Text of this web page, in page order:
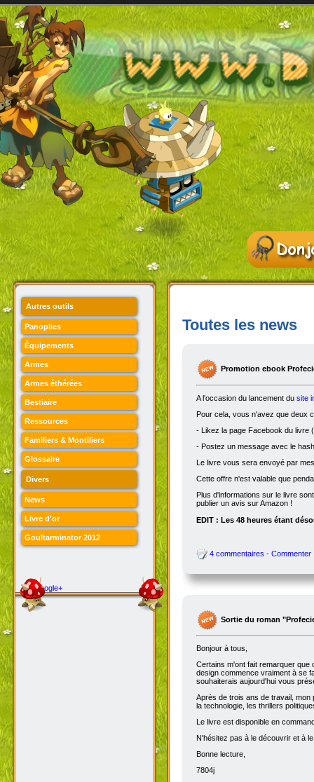
Autres outils
Panoplies
Équipements
Armes
Armes éthérées
Bestiaire
Ressources
Familiers & Montiliers
Glossaire
Divers
News
Livre d'or
Goultarminator 2012
Google+
Toutes les news
Promotion ebook
A l'occasion du lancement du site
Pour cela, vous n'avez que deux
- Likez la page Facebook du livre (
- Postez un message avec le
Le livre vous sera envoyé par
Cette offre n'est valable que
Plus d'informations sur le livre
publier un avis sur Amazon !
EDIT : Les 48 heures étant
4 commentaires - Commenter
Sortie du roman
Bonjour à tous,
Certains m'ont fait remarquer que
design commence vraiment à se
souhaiterais aujourd'hui vous
Après de trois ans de travail,
la technologie, les thrillers
Le livre est disponible en
N'hésitez pas à le découvrir et à
Bonne lecture,
7804j